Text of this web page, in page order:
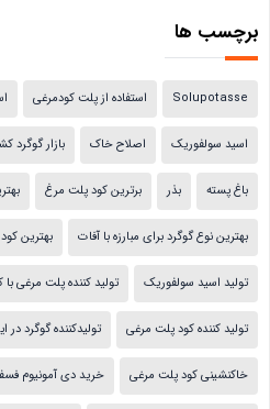
برچسب ها
Solupotasse استفاده از پلت کودمرغی
اسید سولفوریک اصلاح خاک بازار گوگرد
باغ پسته بذر برترین کود پلت مرغ
بهترین نوع گوگرد برای مبارزه با آفات بهترین
تولید اسید سولفوریک تولید کننده پلت مرغی
تولید کننده کود پلت مرغی تولیدکننده گوگرد در
خاکنشینی کود پلت مرغی خرید دی آمونیوم